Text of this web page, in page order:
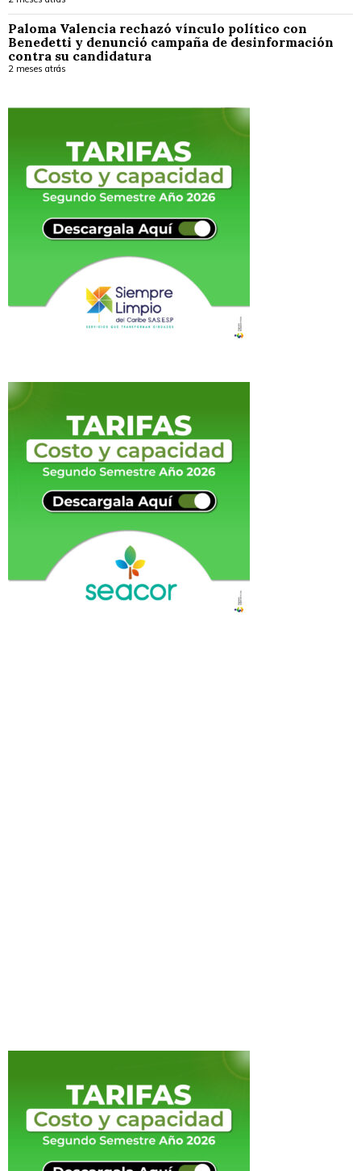
Paloma Valencia rechazó vínculo político con
Benedetti y denunció campaña de desinformación
contra su candidatura
2 meses atrás